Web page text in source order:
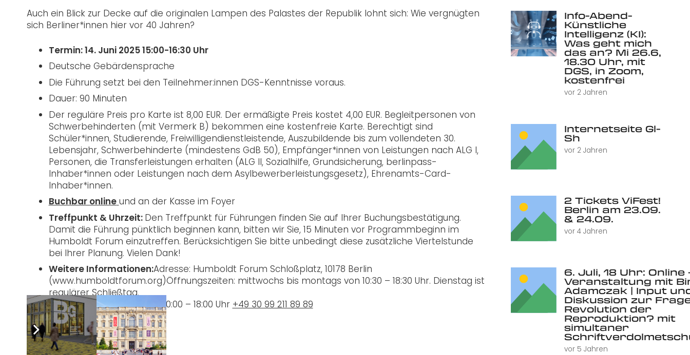
Auch ein Blick zur Decke auf die originalen Lampen des Palastes der Republik lohnt sich: Wie vergnügten
sich Berliner*innen hier vor 40 Jahren?
Termin: 14. Juni 2025 15:00-16:30 Uhr
Deutsche Gebärdensprache
Die Führung setzt bei den Teilnehmer:innen DGS-Kenntnisse voraus.
Dauer: 90 Minuten
Der reguläre Preis pro Karte ist 8,00 EUR. Der ermäßigte Preis kostet 4,00 EUR. Begleitpersonen von
Schwerbehinderten (mit Vermerk B) bekommen eine kostenfreie Karte. Berechtigt sind
Schüler*innen, Studierende, Freiwilligendienstleistende, Auszubildende bis zum vollendeten 30.
Lebensjahr, Schwerbehinderte (mindestens GdB 50), Empfänger*innen von Leistungen nach ALG I,
Personen, die Transferleistungen erhalten (ALG II, Sozialhilfe, Grundsicherung, berlinpass-
Inhaber*innen oder Leistungen nach dem Asylbewerberleistungsgesetz), Ehrenamts-Card-
Inhaber*innen.
Buchbar online und an der Kasse im Foyer
Treffpunkt & Uhrzeit: Den Treffpunkt für Führungen finden Sie auf Ihrer Buchungsbestätigung.
Damit die Führung pünktlich beginnen kann, bitten wir Sie, 15 Minuten vor Programmbeginn im
Humboldt Forum einzutreffen. Berücksichtigen Sie bitte unbedingt diese zusätzliche Viertelstunde
bei Ihrer Planung. Vielen Dank!
Weitere Informationen:Adresse: Humboldt Forum Schloßplatz, 10178 Berlin
(www.humboldtforum.org)Öffnungszeiten: mittwochs bis montags von 10:30 – 18:30 Uhr. Dienstag ist
regulärer Schließtag.
Besucherservice: Mo – Sa: 10:00 – 18:00 Uhr +49 30 99 211 89 89
Post Views: 1.511
Info-Abend-
Künstliche
Intelligenz (KI):
Was geht mich
das an? Mi 26.6,
18.30 Uhr, mit
DGS, in Zoom,
kostenfrei
vor 2 Jahren
Internetseite Gl-
Sh
vor 2 Jahren
2 Tickets ViFest!
Berlin am 23.09.
& 24.09.
vor 4 Jahren
6. Juli, 18 Uhr: Online
Veranstaltung mit
Adamczak | Input
Diskussion zur
Revolution der
Reproduktion? mit
simultaner
vor 5 Jahren